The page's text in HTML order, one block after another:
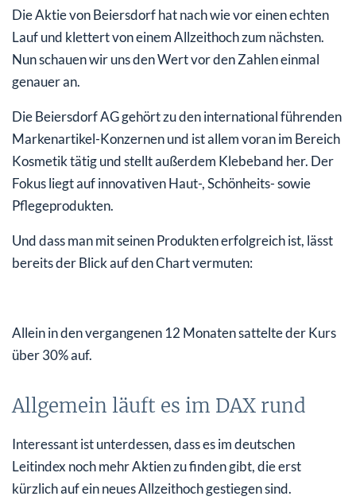
Gute Aussichten für 2023
Dividende stets gleichbleibend
Die Aktie von Beiersdorf hat nach wie vor einen echten
Lauf und klettert von einem Allzeithoch zum nächsten.
Nun schauen wir uns den Wert vor den Zahlen einmal
genauer an.
Die Beiersdorf AG gehört zu den international führenden
Markenartikel-Konzernen und ist allem voran im Bereich
Kosmetik tätig und stellt außerdem Klebeband her. Der
Fokus liegt auf innovativen Haut-, Schönheits- sowie
Pflegeprodukten.
Und dass man mit seinen Produkten erfolgreich ist, lässt
bereits der Blick auf den Chart vermuten:
Allein in den vergangenen 12 Monaten sattelte der Kurs
über 30% auf.
Allgemein läuft es im DAX rund
Interessant ist unterdessen, dass es im deutschen
Leitindex noch mehr Aktien zu finden gibt, die erst
kürzlich auf ein neues Allzeithoch gestiegen sind.